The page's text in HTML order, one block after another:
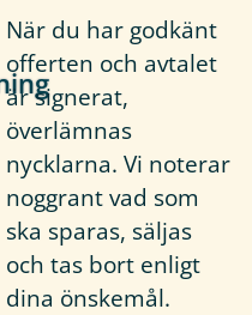
När du har godkänt
offerten och avtalet
är signerat,
överlämnas
nycklarna. Vi noterar
noggrant vad som
ska sparas, säljas
och tas bort enligt
dina önskemål.